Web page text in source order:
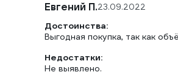
Евгений П.23.09.2022
Достоинства:
Выгодная покупка, так как
Недостатки:
Не выявлено.